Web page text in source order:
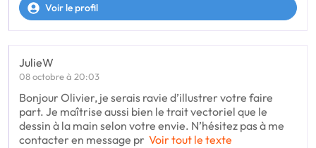
Voir le profil
JulieW
08 octobre à 20:03
Bonjour Olivier, je serais ravie d’illustrer votre faire
part. Je maîtrise aussi bien le trait vectoriel que le
dessin à la main selon votre envie. N’hésitez pas à me
contacter en message pr Voir tout le texte